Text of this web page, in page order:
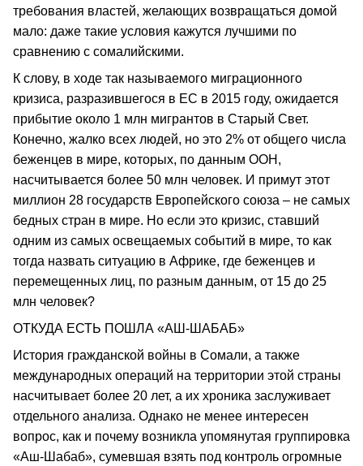
требования властей, желающих возвращаться домой
мало: даже такие условия кажутся лучшими по
сравнению с сомалийскими.
К слову, в ходе так называемого миграционного
кризиса, разразившегося в ЕС в 2015 году, ожидается
прибытие около 1 млн мигрантов в Старый Свет.
Конечно, жалко всех людей, но это 2% от общего числа
беженцев в мире, которых, по данным ООН,
насчитывается более 50 млн человек. И примут этот
миллион 28 государств Европейского союза – не самых
бедных стран в мире. Но если это кризис, ставший
одним из самых освещаемых событий в мире, то как
тогда назвать ситуацию в Африке, где беженцев и
перемещенных лиц, по разным данным, от 15 до 25
млн человек?
ОТКУДА ЕСТЬ ПОШЛА «АШ-ШАБАБ»
История гражданской войны в Сомали, а также
международных операций на территории этой страны
насчитывает более 20 лет, а их хроника заслуживает
отдельного анализа. Однако не менее интересен
вопрос, как и почему возникла упомянутая группировка
«Аш-Шабаб», сумевшая взять под контроль огромные